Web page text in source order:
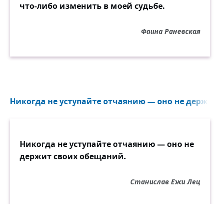
что-либо изменить в моей судьбе.
Фаина Раневская
Никогда не уступайте отчаянию — оно не
Никогда не уступайте отчаянию — оно не
держит своих обещаний.
Станислав Ежи Лец